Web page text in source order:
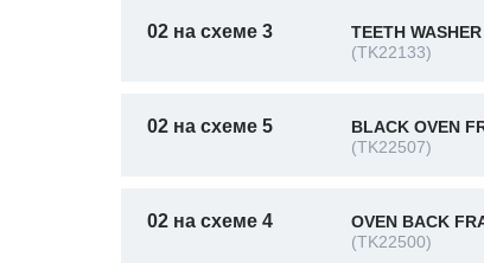
02 на схеме 3
TEETH
(TK22133)
02 на схеме 5
BLACK OVEN
(TK22507)
02 на схеме 4
OVEN BACK
(TK22500)